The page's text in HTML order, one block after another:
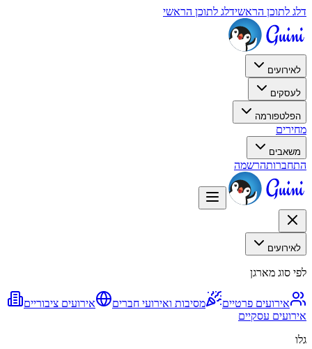
דלג לתוכן הראשידלג לתוכן הראשי
לאירועים
לעסקים
הפלטפורמה
מחירים
משאבים
התחברותהרשמה
לאירועים
לפי סוג מארגן
אירועים פרטיים מסיבות ואירועי חברים
אירועים ציבוריים
אירועים עסקיים
גלו